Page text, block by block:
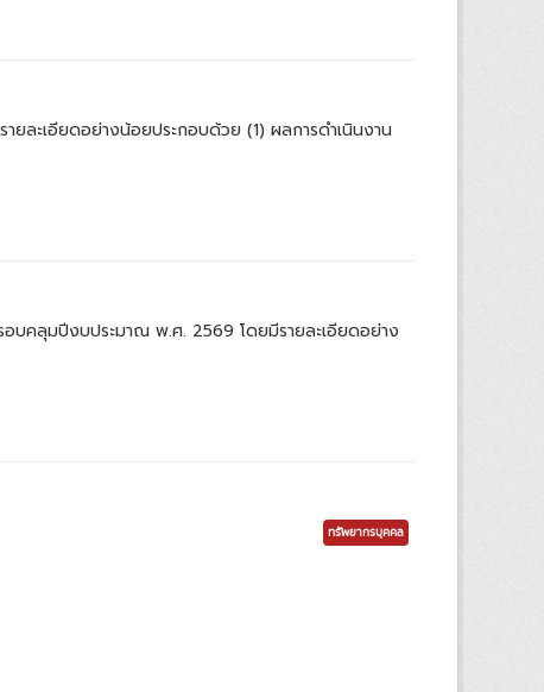
ละเอียดอย่างน้อยประกอบด้วย (1) ผลการดำเนินงาน
อบคลุมปีงบประมาณ พ.ศ. 2569 โดยมีรายละเอียดอย่าง
ทรัพยากรบุคคล